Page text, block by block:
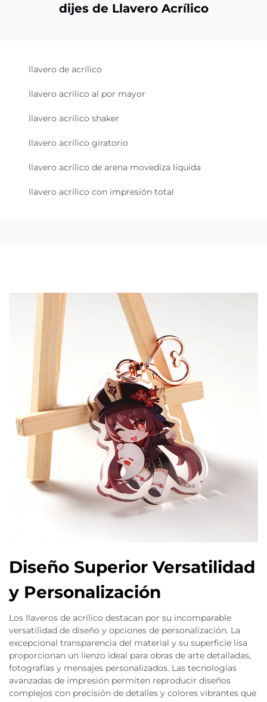
dijes de Llavero Acrílico
llavero de acrílico
llavero acrílico al por mayor
llavero acrílico shaker
llavero acrílico giratorio
llavero acrílico de arena movediza líquida
llavero acrílico con impresión total
Diseño Superior Versatilidad
y Personalización
Los llaveros de acrílico destacan por su incomparable
versatilidad de diseño y opciones de personalización. La
excepcional transparencia del material y su superficie lisa
proporcionan un lienzo ideal para obras de arte detalladas,
fotografías y mensajes personalizados. Las tecnologías
avanzadas de impresión permiten reproducir diseños
complejos con precisión de detalles y colores vibrantes que